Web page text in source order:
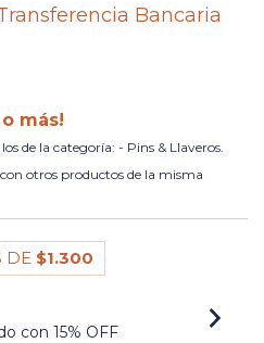
Bancaria
más!
de la categoría: - Pins & Llaveros.
otros productos de la misma
DE $1.300
con 15% OFF